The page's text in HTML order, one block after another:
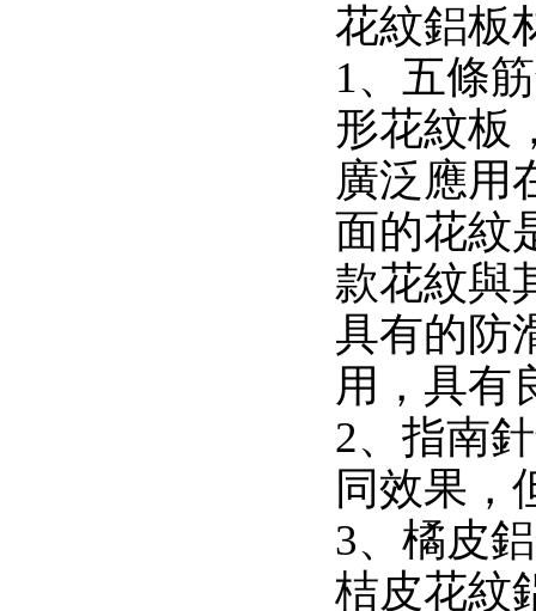
花紋鋁板
1、五條
形花紋板
廣泛應用
面的花紋
款花紋與
具有的防
用，具有
2、指南
同效果，
3、橘皮
桔皮花紋